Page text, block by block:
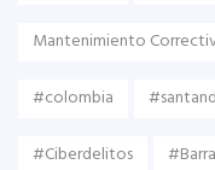
Mantenimiento
#colombia
#Ciberdelitos